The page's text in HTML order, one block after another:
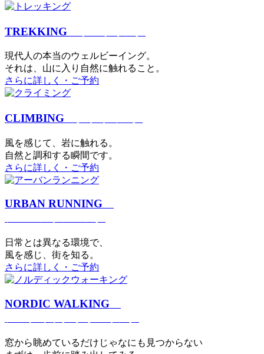
TREKKING
現代⼈の本当のウェルビーイング。
それは、⼭に⼊り⾃然に触れること。
さらに詳しく・ご予約
CLIMBING
⾵を感じて、岩に触れる。
⾃然と調和する瞬間です。
さらに詳しく・ご予約
URBAN RUNNING
日常とは異なる環境で、
風を感じ、街を知る。
さらに詳しく・ご予約
NORDIC WALKING
窓から眺めているだけじゃなにも見つからない